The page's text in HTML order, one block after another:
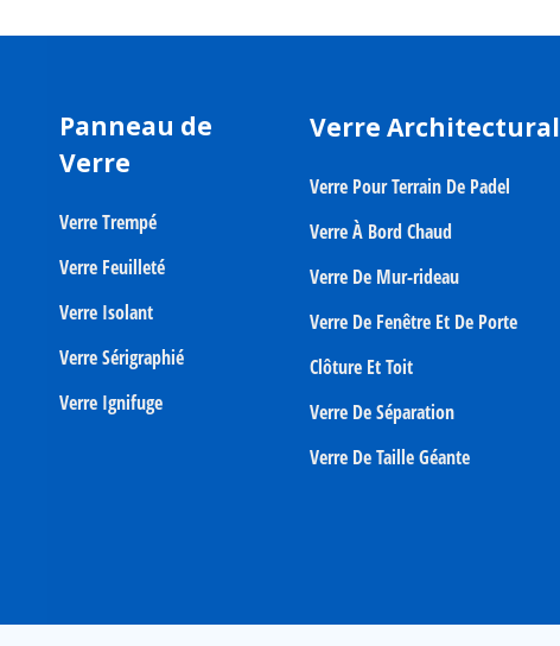
Panneau de
Verre
Verre Trempé
Verre Feuilleté
Verre Isolant
Verre Sérigraphié
Verre Ignifuge
Verre Architectural
Verre Pour Terrain De Padel
Verre À Bord Chaud
Verre De Mur-rideau
Verre De Fenêtre Et De Porte
Clôture Et Toit
Verre De Séparation
Verre De Taille Géante